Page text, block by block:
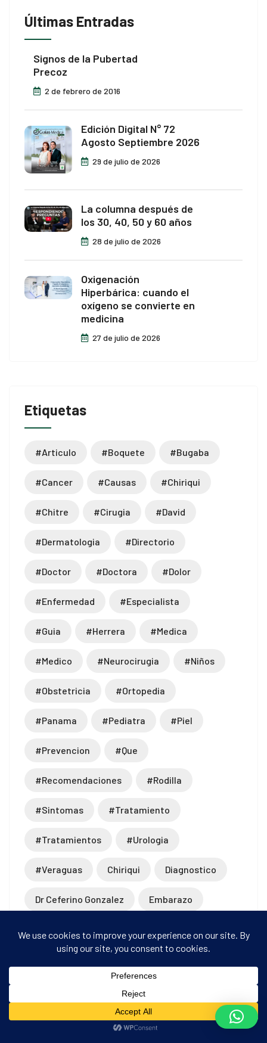
Últimas Entradas
Signos de la Pubertad
Precoz
2 de febrero de 2016
Edición Digital N° 72
Agosto Septiembre 2026
29 de julio de 2026
La columna después de
los 30, 40, 50 y 60 años
28 de julio de 2026
Oxigenación
Hiperbárica: cuando el
oxígeno se convierte en
medicina
27 de julio de 2026
Etiquetas
#articulo #boquete #bugaba
#cancer #causas #chiriqui
#chitre #cirugia #david
#dermatologia #directorio
#doctor #doctora #dolor
#enfermedad #especialista
#guia #herrera #medica
#medico #neurocirugia #niños
#obstetricia #ortopedia
#panama #pediatra #piel
#prevencion #que
#recomendaciones #rodilla
#sintomas #tratamiento
#tratamientos #urologia
#veraguas Chiriqui Diagnostico
Dr Ceferino Gonzalez Embarazo
Santiago De Veraguas